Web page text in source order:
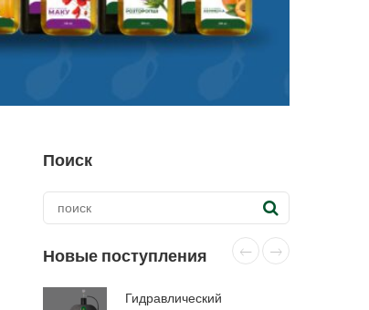
Поиск
Новые поступления
Гидравлический